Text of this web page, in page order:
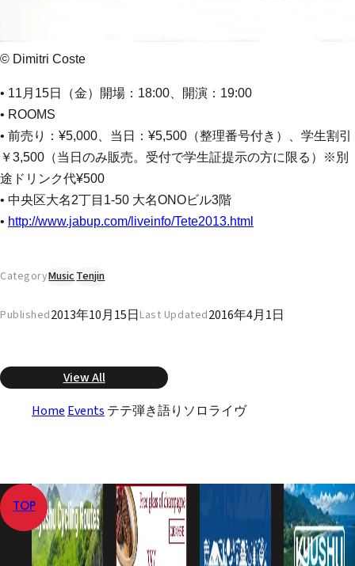
© Dimitri Coste
• 11月15日（金）開場：18:00、開演：19:00
• ROOMS
• 前売り：¥5,000、当日：¥5,500（整理番号付き）、学生割引
￥3,500（当日のみ販売。受付で学生証提示の方に限る）※別
途ドリンク代¥500
• 中央区大名2丁目1-50 大名ONOビル3階
• http://www.jabup.com/liveinfo/Tete2013.html
CategoryMusic Tenjin
Published2013年10月15日Last Updated2016年4月1日
View All
Home Events テテ弾き語りソロライヴ
TOP